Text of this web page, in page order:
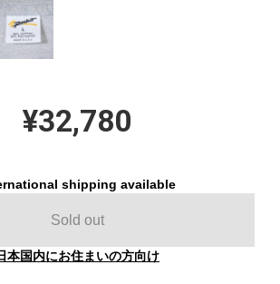
¥32,780
shipping available
Sold out
本国内にお住まいの方向け